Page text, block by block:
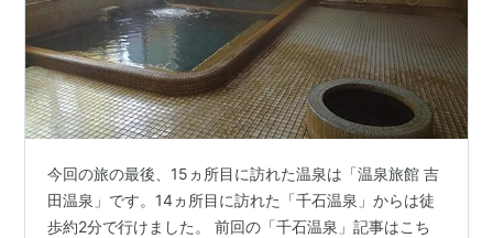
今回の旅の最後、15ヵ所目に訪れた温泉は「温泉旅館 吉
田温泉」です。14ヵ所目に訪れた「千石温泉」からは徒
歩約2分で行けました。 前回の「千石温泉」記事はこち